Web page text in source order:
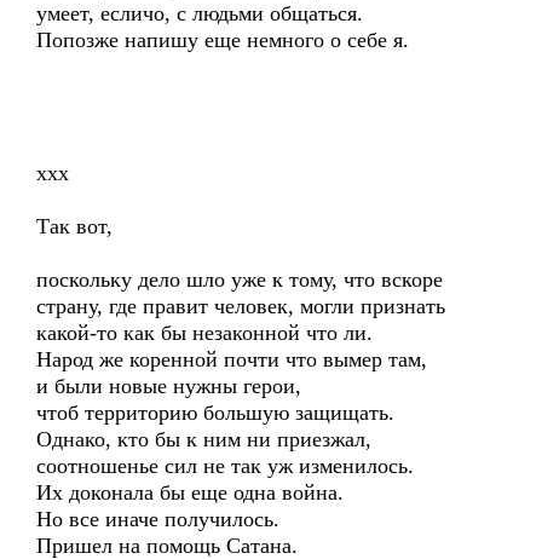
умеет, есличо, с людьми общаться.
Попозже напишу еще немного о себе я.
ххх
Так вот,
поскольку дело шло уже к тому, что вскоре
страну, где правит человек, могли признать
какой-то как бы незаконной что ли.
Народ же коренной почти что вымер там,
и были новые нужны герои,
чтоб территорию большую защищать.
Однако, кто бы к ним ни приезжал,
соотношенье сил не так уж изменилось.
Их доконала бы еще одна война.
Но все иначе получилось.
Пришел на помощь Сатана.